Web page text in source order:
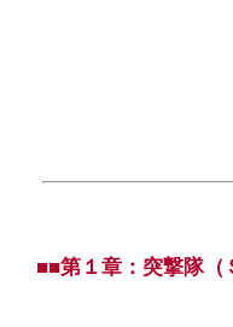
■■第１章：突撃隊（